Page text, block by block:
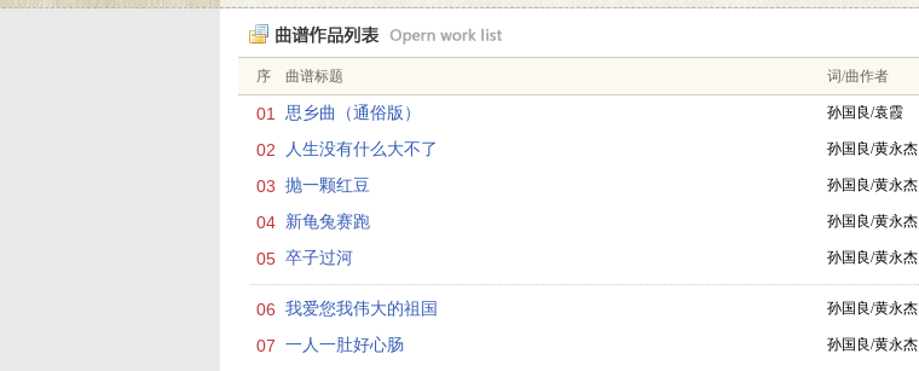
序 曲谱标题 词/曲作者
01 思乡曲（通俗版） 孙国良/袁霞
02 人生没有什么大不了 孙国良/黄永杰
03 抛一颗红豆 孙国良/黄永杰
04 新龟兔赛跑 孙国良/黄永杰
05 卒子过河 孙国良/黄永杰
06 我爱您我伟大的祖国 孙国良/黄永杰
07 一人一肚好心肠 孙国良/黄永杰